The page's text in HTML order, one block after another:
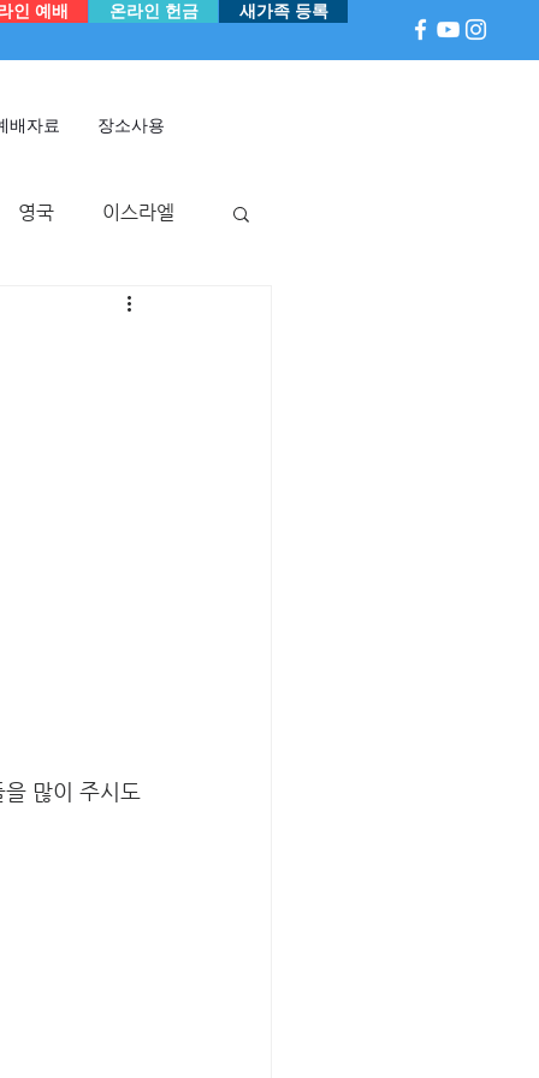
배자료 장소사용
온라인 헌금 새가족 등록
인 예배
영국 이스라엘
많이 주시도